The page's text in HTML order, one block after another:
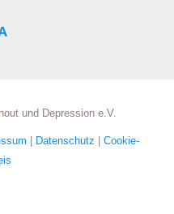
und Depression e.V.
| Datenschutz | Cookie-